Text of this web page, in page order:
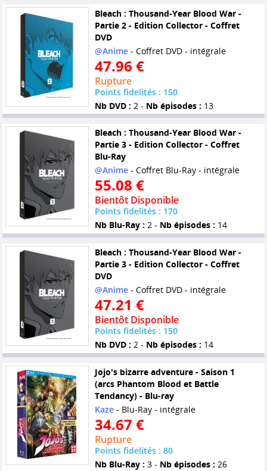
Bleach : Thousand-Year Blood War -
Partie 2 - Edition Collector - Coffret
DVD
@Anime- Coffret DVD - intégrale
47.96 €
Rupture
Points fidelités : 150
Nb DVD : 2 - Nb épisodes : 13
Bleach : Thousand-Year Blood War -
Partie 3 - Edition Collector - Coffret
Blu-Ray
@Anime- Coffret Blu-Ray - intégrale
55.08 €
Bientôt Disponible
Points fidelités : 170
Nb Blu-Ray : 2 - Nb épisodes : 14
Bleach : Thousand-Year Blood War -
Partie 3 - Edition Collector - Coffret
DVD
@Anime- Coffret DVD - intégrale
47.21 €
Bientôt Disponible
Points fidelités : 150
Nb DVD : 2 - Nb épisodes : 14
Jojo's bizarre adventure - Saison 1
(arcs Phantom Blood et Battle
Tendancy) - Blu-ray
Kaze- Blu-Ray - intégrale
34.67 €
Rupture
Points fidelités : 80
Nb Blu-Ray : 3 - Nb épisodes : 26